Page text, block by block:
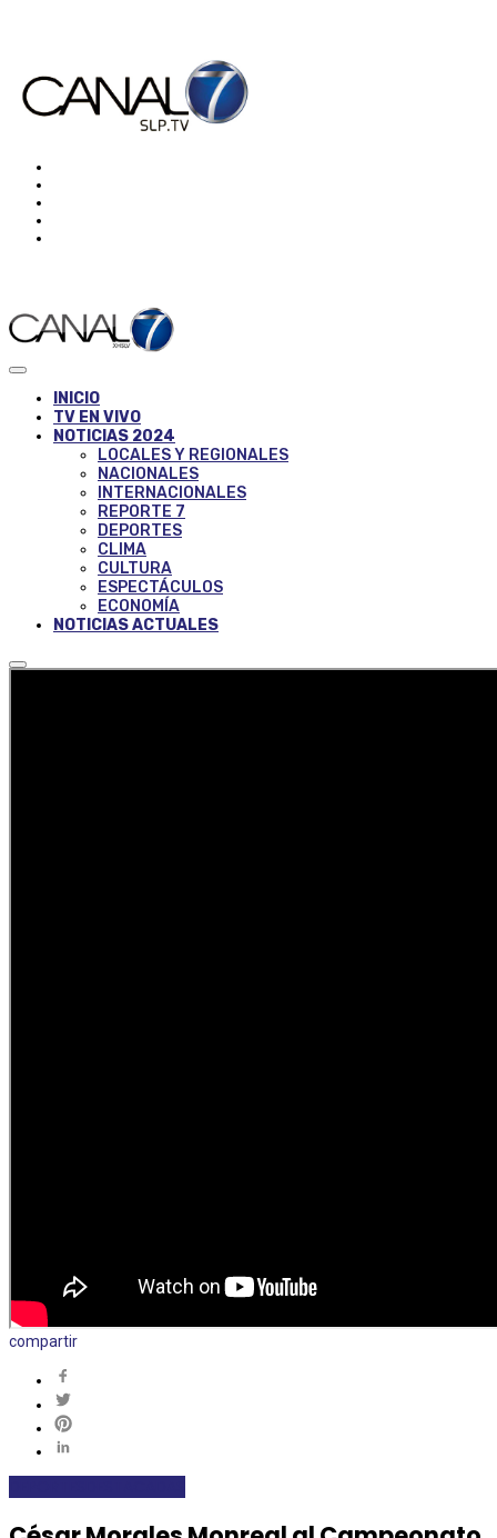
INICIO
TV EN VIVO
NOTICIAS 2024
LOCALES Y REGIONALES
NACIONALES
INTERNACIONALES
REPORTE 7
DEPORTES
CLIMA
CULTURA
ESPECTÁCULOS
ECONOMÍA
NOTICIAS ACTUALES
compartir